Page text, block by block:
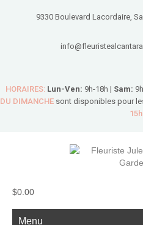
9330 Boulevard Lacordaire,
HORAIRES: Lun-Ven: 9h-18h | Sam:
DU DIMANCHE sont disponibles pour
$0.00
Menu